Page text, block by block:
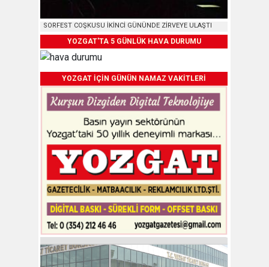
SORFEST COŞKUSU İKİNCİ GÜNÜNDE ZİRVEYE ULAŞTI
YOZGAT'TA 5 GÜNLÜK HAVA DURUMU
YOZGAT İÇİN GÜNÜN NAMAZ VAKİTLERİ